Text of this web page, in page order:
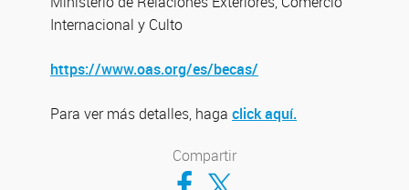
Internacional y Culto
https://www.oas.org/es/becas/
Para ver más detalles, haga click aquí.
Compartir
Compartir en Facebook
Compartir en Twitter